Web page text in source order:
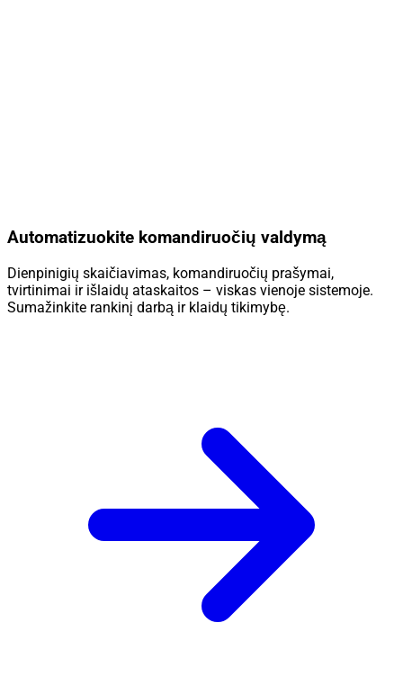
Automatizuokite komandiruočių valdymą
Dienpinigių skaičiavimas, komandiruočių prašymai,
tvirtinimai ir išlaidų ataskaitos – viskas vienoje sistemoje.
Sumažinkite rankinį darbą ir klaidų tikimybę.